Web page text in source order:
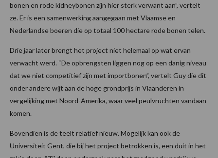
bonen en rode kidneybonen zijn hier sterk verwant aan”, vertelt
ze. Er is een samenwerking aangegaan met Vlaamse en
Nederlandse boeren die op totaal 100 hectare rode bonen telen.
Drie jaar later brengt het project niet helemaal op wat ervan
verwacht werd. “De opbrengsten liggen nog op een danig niveau
dat we niet competitief zijn met importbonen”, vertelt Guy die dit
onder andere wijt aan de hoge grondprijs in Vlaanderen in
vergelijking met Noord-Amerika, waar veel peulvruchten vandaan
komen.
Bovendien is de teelt relatief nieuw. Mogelijk kan ook de
Universiteit Gent, die bij het project betrokken is, een duit in het